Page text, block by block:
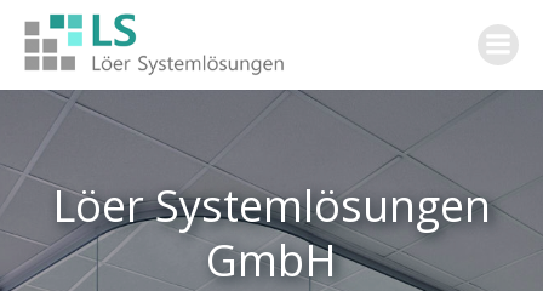
springen
Löer Systemlösungen
GmbH